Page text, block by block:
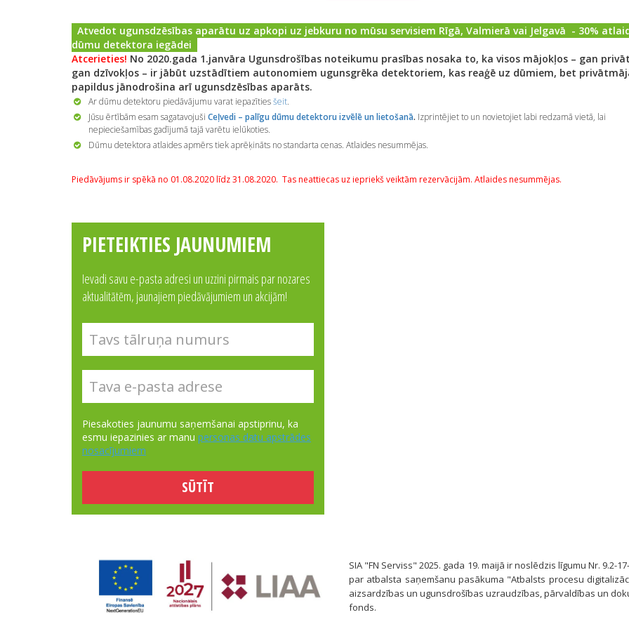
Atvedot ugunsdzēsības aparātu uz apkopi uz jebkuru no mūsu servisiem Rīgā, Valmierā vai Jelgavā - 30%
dūmu detektora iegādei
Atcerieties! No 2020.gada 1.janvāra Ugunsdrošības noteikumu prasības nosaka to, ka visos mājokļos – gan
gan dzīvokļos – ir jābūt uzstādītiem autonomiem ugunsgrēka detektoriem, kas reaģē uz dūmiem, bet
papildus jānodrošina arī ugunsdzēsības aparāts.
Ar dūmu detektoru piedāvājumu varat iepazītiesšeit.
Jūsu ērtībām esam sagatavojuši Ceļvedi – palīgu dūmu detektoru izvēlē un lietošanā. Izprintējiet to un novietojiet labi redzamā vietā, lai
nepieciešamības gadījumā tajā varētu ielūkoties.
Dūmu detektora atlaides apmērs tiek aprēķināts no standarta cenas. Atlaides nesummējas.
Piedāvājums ir spēkā no 01.08.2020 līdz 31.08.2020. Tas neattiecas uz iepriekš veiktām rezervācijām. Atlaides nesummējas.
PIETEIKTIES JAUNUMIEM
Ievadi savu e-pasta adresi un uzzini pirmais par nozares
aktualitātēm, jaunajiem piedāvājumiem un akcijām!
Piesakoties jaunumu saņemšanai apstiprinu, ka
esmu iepazinies ar manu personas datu apstrādes
nosacījumiem
SIA "FN Serviss" 2025. gada 19. maijā ir noslēdzis līgumu Nr. 9.2-
par atbalsta saņemšanu pasākuma "Atbalsts procesu
aizsardzības un ugunsdrošības uzraudzības, pārvaldības un
fonds.